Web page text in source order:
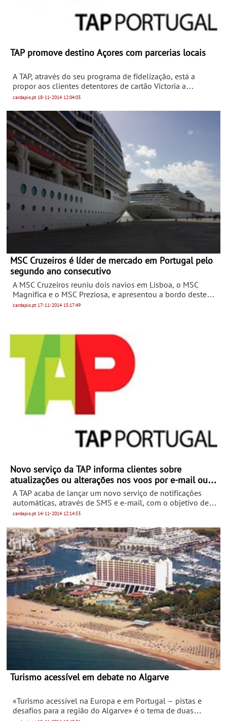
TAP promove destino Açores com parcerias locais
A TAP, através do seu programa de fidelização, está a
propor aos clientes detentores de cartão Victoria a
possibilidade de acumularem milhas num dos cinco novos
comerciais.
cardapio.pt 18-11-201412:04:03
MSC Cruzeiros é líder de mercado em Portugal pelo
segundo ano consecutivo
A MSC Cruzeiros reuniu dois navios em Lisboa, o MSC
Magnifica e o MSC Preziosa, e apresentou a bordo deste
último um balanço da companhia em Portugal, bem como
cardapio.pt 17-11-201415:17:49
Novo serviço da TAP informa clientes sobre
atualizações ou alterações nos voos por e-mail ou
SMS
A TAP acaba de lançar um novo serviço de notificações
automáticas, através de SMS e e-mail, com o objetivo de
melhorar a comunicação e tornar cada vez mais próximo o
cardapio.pt 14-11-201412:14:53
Turismo acessível em debate no Algarve
«Turismo acessível na Europa e em Portugal – pistas e
desafios para a região do Algarve» é o tema de duas